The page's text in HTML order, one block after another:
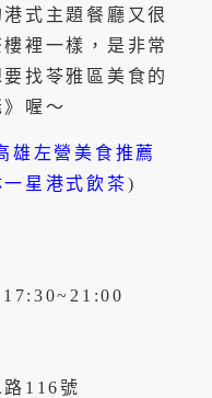
式主題餐廳又很
裡一樣，是非常
找苓雅區美食的
喔～
雄左營美食推薦
一星港式飲茶)
116號